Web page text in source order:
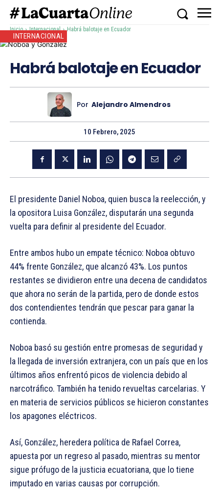
Inicio Internacional Habrá balotaje en Ecuador
INTERNACIONAL
Habrá balotaje en Ecuador
Por Alejandro Almendros
10 Febrero, 2025
El presidente Daniel Noboa, quien busca la reelección, y
la opositora Luisa González, disputarán una segunda
vuelta para definir al presidente del Ecuador.
Entre ambos hubo un empate técnico: Noboa obtuvo
44% frente González, que alcanzó 43%. Los puntos
restantes se dividieron entre una decena de candidatos
que ahora no serán de la partida, pero de donde estos
dos contendientes tendrán que pescar para ganar la
contienda.
Noboa basó su gestión entre promesas de seguridad y
la llegada de inversión extranjera, con un país que en los
últimos años enfrentó picos de violencia debido al
narcotráfico. También ha tenido revueltas carcelarias. Y
en materia de servicios públicos se hicieron constantes
los apagones eléctricos.
Así, González, heredera política de Rafael Correa,
apuesta por un regreso al pasado, mientras su mentor
sigue prófugo de la justicia ecuatoriana, que lo tiene
imputado en varias causas por corrupción.